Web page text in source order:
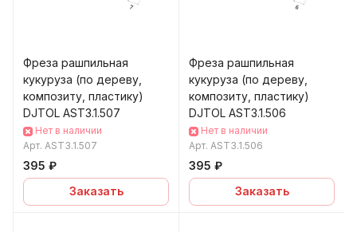
Фреза рашпильная
кукуруза (по дереву,
композиту, пластику)
DJTOL AST3.1.507
Нет в наличии
Арт. AST3.1.507
395 ₽
Заказать
Фреза рашпильная
кукуруза (по дереву,
композиту, пластику)
DJTOL AST3.1.506
Нет в наличии
Арт. AST3.1.506
395 ₽
Заказать